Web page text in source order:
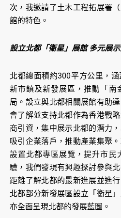
次，我邀請了土木工程拓展署
館的特色。
設立北都「衞星」展館 多元展
北都總面積約300平方公里，
新市鎮及新發展區，推動「南
局。設立與北都相關展館有助
會了解並支持北都作為香港戰
商引資，集中展示北都的潛力
吸引企業落戶，推動產業集聚
設置北都專區展覽，提升市民
驗，我們發現有興趣探討參與
距離了解北都的最新進展並進
北都部分新發展區設立「衞星
亦全面呈現北都的發展藍圖。